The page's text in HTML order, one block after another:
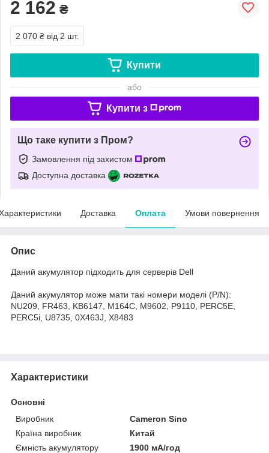
2 162 ₴
2 070 ₴ від 2 шт.
Купити
або
Купити з
Що таке купити з Пром?
Замовлення під захистом
Доступна доставка
Доставка Оплата Умови повернення
Опис
Даний акумулятор підходить для серверів Dell
Даний акумулятор може мати такі номери моделі (P/N):
NU209, FR463, KB6147, M164C, M9602, P9110, PERC5E,
PERC5i, U8735, 0X463J, X8483
Характеристики
Основні
Виробник
Cameron Sino
Країна виробник
Китай
Ємність акумулятору
1900 мА/год